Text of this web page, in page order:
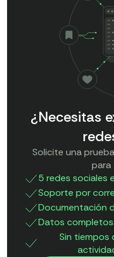
¿Necesitas
Solicite una
para
5 redes sociales
Soporte por
Documentación
Datos
Sin tiempos